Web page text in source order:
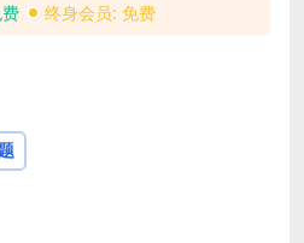
终身会员: 免费